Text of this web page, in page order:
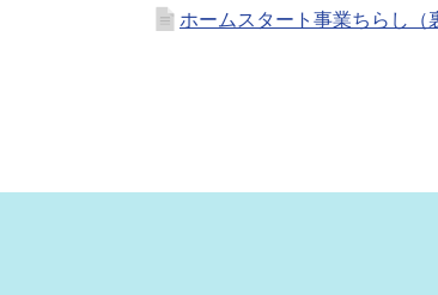
ホームスタート事業ちらし（